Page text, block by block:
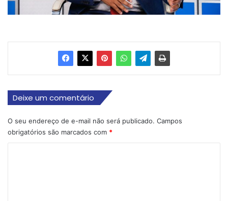
Deixe um comentário
O seu endereço de e-mail não será publicado. Campos
obrigatórios são marcados com *